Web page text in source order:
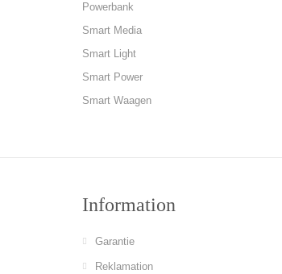
Powerbank
Smart Media
Smart Light
Smart Power
Smart Waagen
Information
Garantie
Reklamation